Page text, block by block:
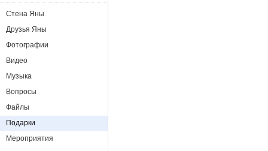
Стена Яны
Друзья Яны
Фотографии
Видео
Музыка
Вопросы
Файлы
Подарки
Мероприятия